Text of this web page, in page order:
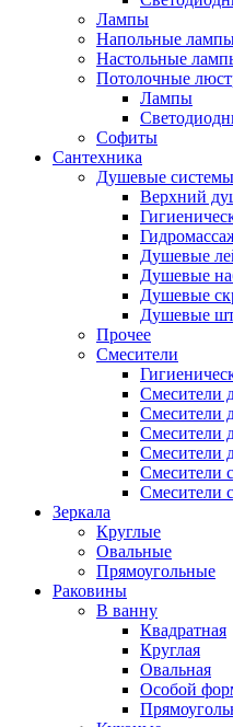
Лампы
Напольные
Настольные
Потолочные
Лампы
Софиты
Сантехника
Душевые системы
Верхний
Душевые
Душевые
Душевые
Душевые
Прочее
Смесители
Смесители
Смесители
Смесители
Смесители
Смесители
Смесители
Зеркала
Круглые
Овальные
Прямоугольные
Раковины
В ванну
Квадратная
Круглая
Овальная
Особой